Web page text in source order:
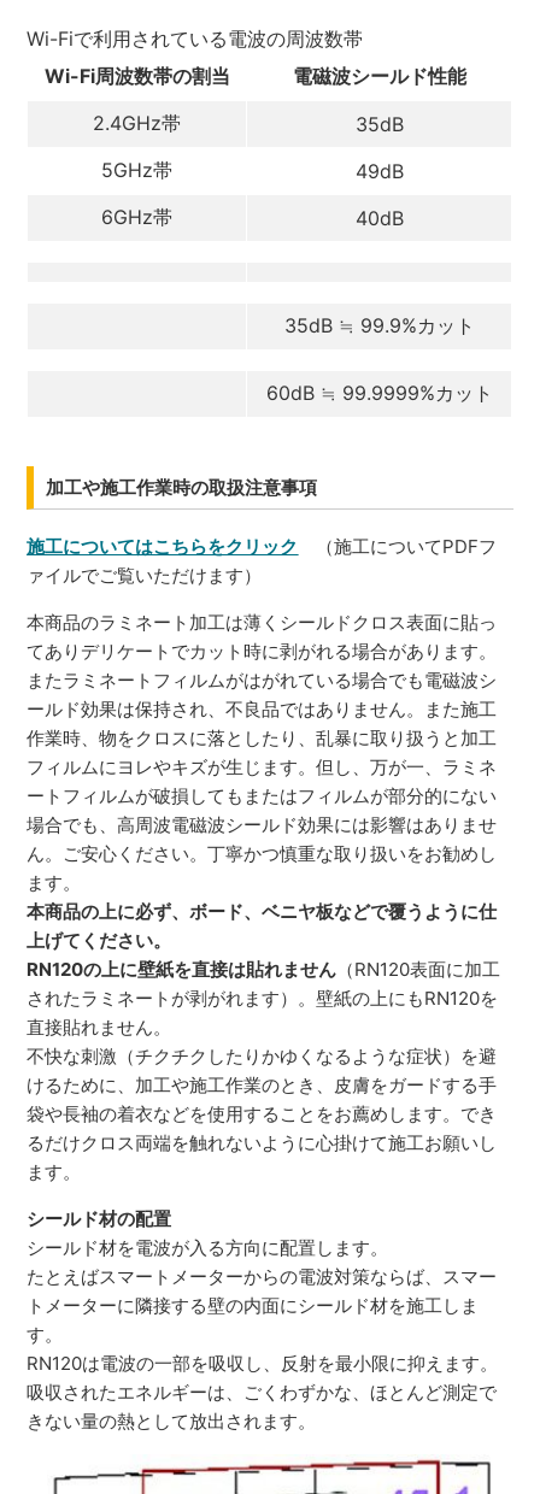
Wi-Fiで利用されている電波の周波数帯
Wi-Fi周波数帯の割当
電磁波シールド性能
2.4GHz帯
35dB
5GHz帯
49dB
6GHz帯
40dB
35dB ≒ 99.9%カット
60dB ≒ 99.9999%カット
加工や施工作業時の取扱注意事項
施工についてはこちらをクリック
（施工についてPDFフ
ァイルでご覧いただけます）
本商品のラミネート加工は薄くシールドクロス表面に貼っ
てありデリケートでカット時に剥がれる場合があります。
またラミネートフィルムがはがれている場合でも電磁波シ
ールド効果は保持され、不良品ではありません。また施工
作業時、物をクロスに落としたり、乱暴に取り扱うと加工
フィルムにヨレやキズが生じます。但し、万が一、ラミネ
ートフィルムが破損してもまたはフィルムが部分的にない
場合でも、高周波電磁波シールド効果には影響はありませ
ん。ご安心ください。丁寧かつ慎重な取り扱いをお勧めし
ます。
本商品の上に必ず、ボード、ベニヤ板などで覆うように仕
上げてください。
RN120の上に壁紙を直接は貼れません （RN120表面に加工
されたラミネートが剥がれます）。壁紙の上にもRN120を
直接貼れません。
不快な刺激（チクチクしたりかゆくなるような症状）を避
けるために、加工や施工作業のとき、皮膚をガードする手
袋や長袖の着衣などを使用することをお薦めします。でき
るだけクロス両端を触れないように心掛けて施工お願いし
ます。
シールド材の配置
シールド材を電波が入る方向に配置します。
たとえばスマートメーターからの電波対策ならば、スマー
トメーターに隣接する壁の内面にシールド材を施工しま
す。
RN120は電波の一部を吸収し、反射を最小限に抑えます。
吸収されたエネルギーは、ごくわずかな、ほとんど測定で
きない量の熱として放出されます。